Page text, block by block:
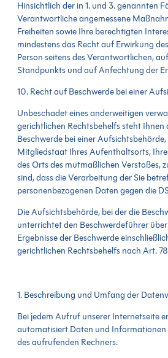
Hinsichtlich der in 1. und 3. genannten
Verantwortliche angemessene
Freiheiten sowie Ihre berechtigten
mindestens das Recht auf Erwirkung
Person seitens des Verantwortlichen,
Standpunkts und auf Anfechtung der
10. Recht auf Beschwerde bei einer
Unbeschadet eines anderweitigen
gerichtlichen Rechtsbehelfs steht Ihnen
Beschwerde bei einer
Mitgliedstaat Ihres Aufenthaltsorts,
des Orts des mutmaßlichen Verstoßes,
sind, dass die Verarbeitung der Sie
personenbezogenen Daten gegen die
Die Aufsichtsbehörde, bei der die
unterrichtet den Beschwerdeführer
Ergebnisse der Beschwerde
gerichtlichen Rechtsbehelfs nach Art.
1. Beschreibung und Umfang der
Bei jedem Aufruf unserer Internetseite
automatisiert Daten und Informationen
des aufrufenden Rechners.